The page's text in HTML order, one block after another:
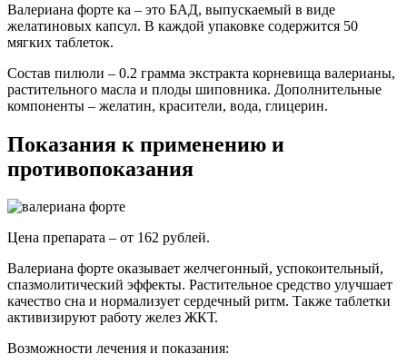
Валериана форте ка – это БАД, выпускаемый в виде
желатиновых капсул. В каждой упаковке содержится 50
мягких таблеток.
Состав пилюли – 0.2 грамма экстракта корневища валерианы,
растительного масла и плоды шиповника. Дополнительные
компоненты – желатин, красители, вода, глицерин.
Показания к применению и
противопоказания
Цена препарата – от 162 рублей.
Валериана форте оказывает желчегонный, успокоительный,
спазмолитический эффекты. Растительное средство улучшает
качество сна и нормализует сердечный ритм. Также таблетки
активизируют работу желез ЖКТ.
Возможности лечения и показания: